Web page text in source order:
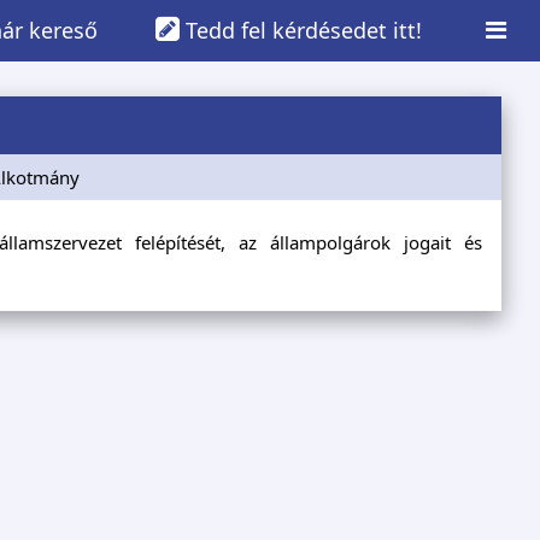
Tedd fel kérdésedet itt!
kereső
felépítését, az állampolgárok jogait és